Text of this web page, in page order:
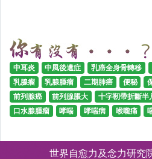
中耳炎 中風後遺症 乳癌全身骨轉移
乳腺瘤
乳腺腫瘤 二期肺癌 便秘
前列腺癌
前列腺脹大 十字靭帶折斷半
口水腺腫瘤
哮喘 哮喘病 喉嚨痛
世界自愈力及念力研究